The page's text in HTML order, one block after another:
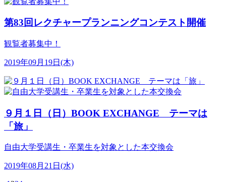
第83回レクチャープランニングコンテスト開催
観覧者募集中！
2019年09月19日(木)
９月１日（日）BOOK EXCHANGE テーマは
「旅」
自由大学受講生・卒業生を対象とした本交換会
2019年08月21日(水)